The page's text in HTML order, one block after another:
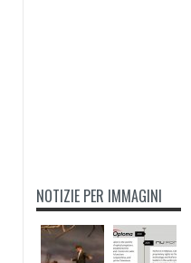
NOTIZIE PER IMMAGINI